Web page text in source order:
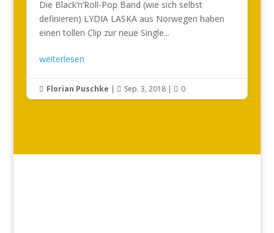
Die Black’n’Roll-Pop Band (wie sich selbst
definieren) LYDIA LASKA aus Norwegen haben
einen tollen Clip zur neue Single...
weiterlesen
 Florian Puschke |  Sep. 3, 2018|  0